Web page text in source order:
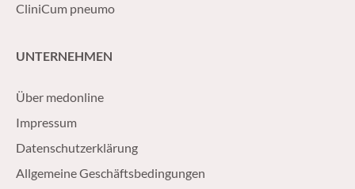
CliniCum pneumo
UNTERNEHMEN
Über medonline
Impressum
Datenschutzerklärung
Allgemeine Geschäftsbedingungen